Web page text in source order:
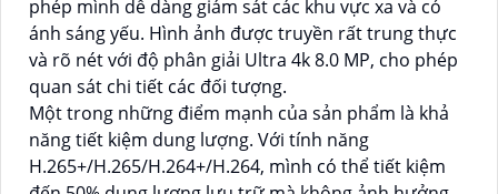
phép mình dễ dàng giám sát các khu vực xa và có
ánh sáng yếu. Hình ảnh được truyền rất trung thực
và rõ nét với độ phân giải Ultra 4k 8.0 MP, cho phép
quan sát chi tiết các đối tượng.
Một trong những điểm mạnh của sản phẩm là khả
năng tiết kiệm dung lượng. Với tính năng
H.265+/H.265/H.264+/H.264, mình có thể tiết kiệm